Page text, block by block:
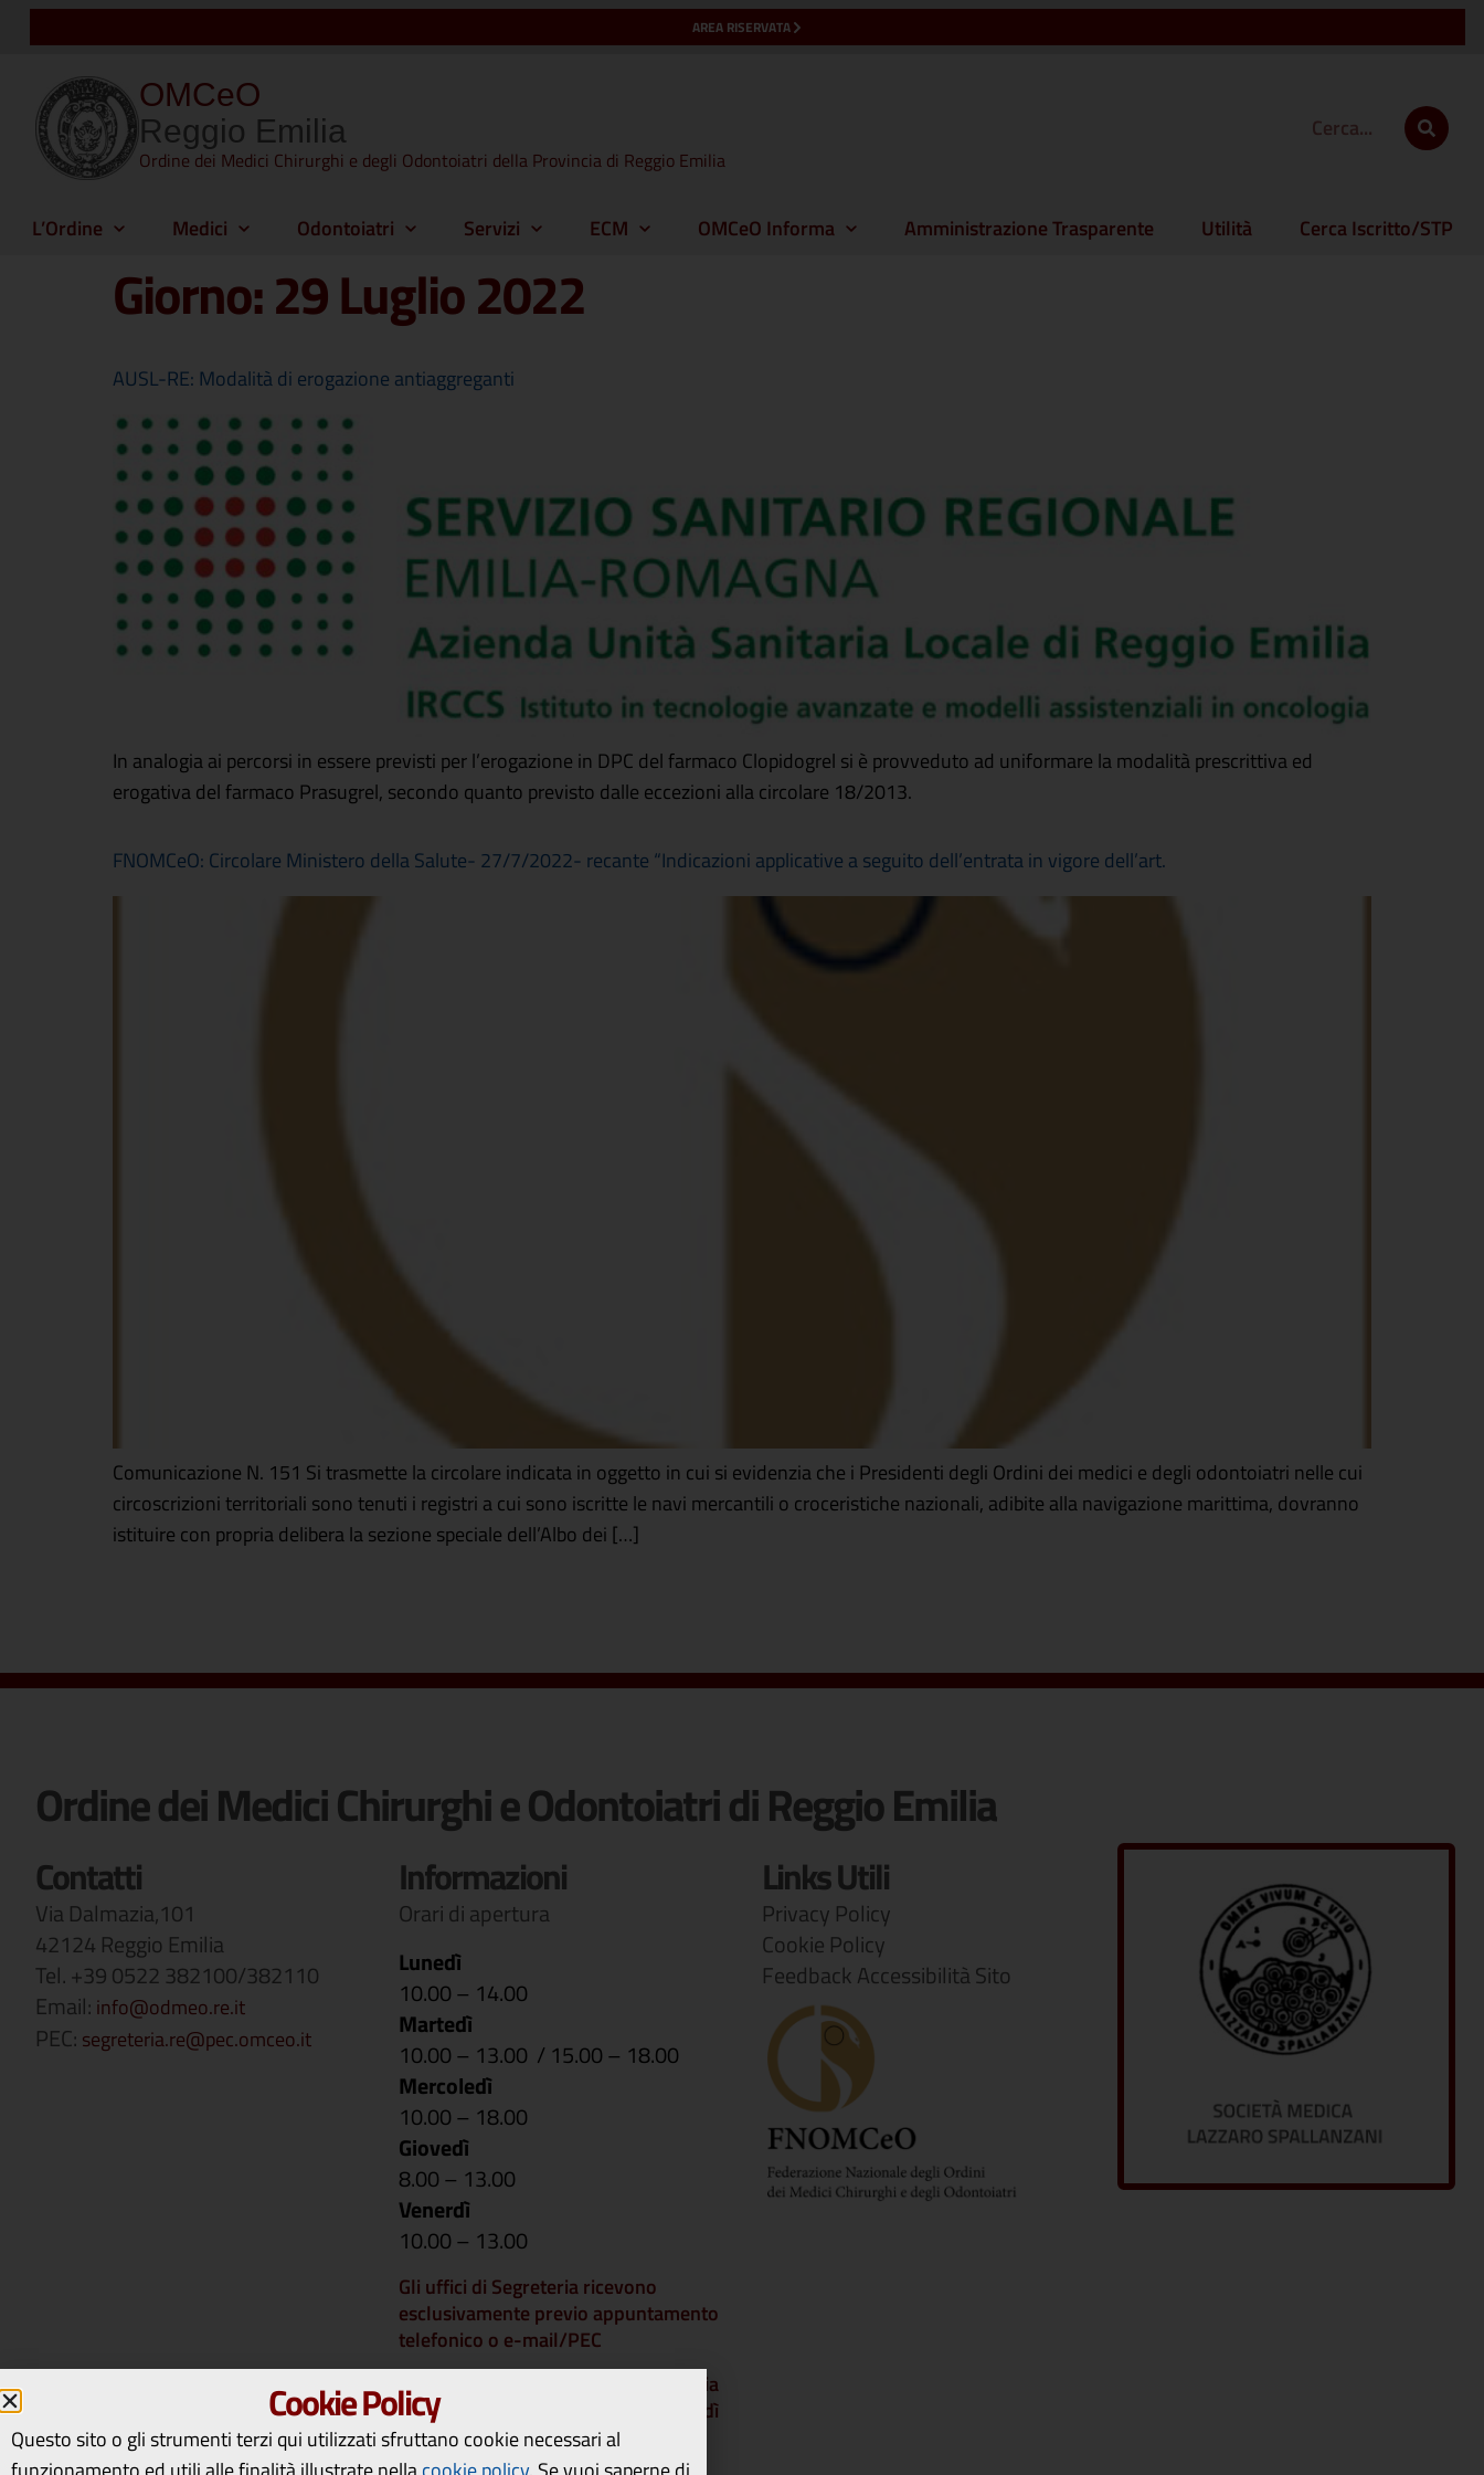
AREA RISERVATA
OMCeO
Reggio Emilia
Ordine dei Medici Chirurghi e degli Odontoiatri della Provincia di Reggio Emilia
L’Ordine Medici Odontoiatri Servizi ECM OMCeO Informa Amministrazione Trasparente Utilità Cerca Iscritto/STP
Giorno:29 Luglio 2022
AUSL-RE: Modalità di erogazione antiaggreganti
In analogia ai percorsi in essere previsti per l’erogazione in DPC del farmaco Clopidogrel si è provveduto ad uniformare la modalità prescrittiva ed
erogativa del farmaco Prasugrel, secondo quanto previsto dalle eccezioni alla circolare 18/2013.
FNOMCeO: Circolare Ministero della Salute- 27/7/2022- recante “Indicazioni applicative a seguito dell’entrata in vigore dell’art.
Comunicazione N. 151 Si trasmette la circolare indicata in oggetto in cui si evidenzia che i Presidenti degli Ordini dei medici e degli odontoiatri nelle cui
circoscrizioni territoriali sono tenuti i registri a cui sono iscritte le navi mercantili o croceristiche nazionali, adibite alla navigazione marittima, dovranno
istituire con propria delibera la sezione speciale dell’Albo dei […]
Ordine dei Medici Chirurghi e Odontoiatri di Reggio Emilia
Contatti
Via Dalmazia,101
42124 Reggio Emilia
Tel. +39 0522 382100/382110
Email: info@odmeo.re.it
PEC: segreteria.re@pec.omceo.it
Informazioni
Orari di apertura
Lunedì
10.00 – 14.00
Martedì
10.00 – 13.00 / 15.00 – 18.00
Mercoledì
10.00 – 18.00
Giovedì
8.00 – 13.00
Venerdì
10.00 – 13.00
Gli uffici di Segreteria ricevono
esclusivamente previo appuntamento
telefonico o e-mail/PEC
Si comunica che gli Uffici di Segreteria
rimarranno chiusi a partire da venerdì
14 a venerdì 21 agosto 2026 e
riapriranno lunedì 24 agosto.
Links Utili
Privacy Policy
Cookie Policy
Feedback Accessibilità Sito
Cookie Policy
Questo sito o gli strumenti terzi qui utilizzati sfruttano cookie necessari al